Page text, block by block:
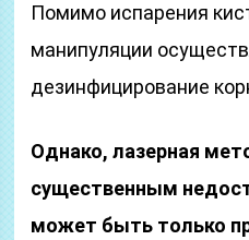
Помимо испарения
манипуляции
дезинфицирование
Однако, лазерная
существенным
может быть только